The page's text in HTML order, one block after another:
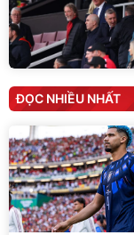
ĐỌC NHIỀU NHẤT